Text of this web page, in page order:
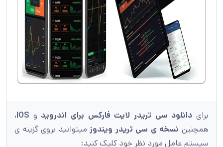
برای دانلود سی تریدر لایت فارکس برای اندروید و IOS،
همچنیننسخه ی سی تریدر ویندوزمیتوانید بروی گزینه ی
سیستم عامل مورد نظر خود کلیک کنید: